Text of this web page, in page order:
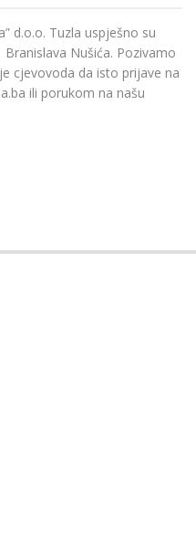
d.o.o. Tuzla uspješno su
Nušića. Pozivamo
cjevovoda da isto prijave na
ili porukom na našu